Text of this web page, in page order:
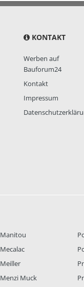
KONTAKT
Werben auf
Bauforum24
Kontakt
Impressum
Manitou
Mecalac
Meiller
Menzi Muck